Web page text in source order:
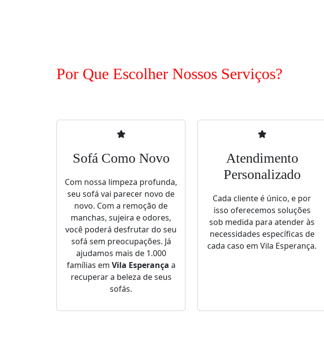
Por Que Escolher Nossos Serviços?
Sofá Como Novo
Com nossa limpeza profunda,
seu sofá vai parecer novo de
novo. Com a remoção de
manchas, sujeira e odores,
você poderá desfrutar do seu
sofá sem preocupações. Já
ajudamos mais de 1.000
famílias em Vila Esperança a
recuperar a beleza de seus
sofás.
Atendimento
Personalizado
Cada cliente é único, e por
isso oferecemos soluções
sob medida para atender às
necessidades específicas de
cada caso em Vila Esperança.